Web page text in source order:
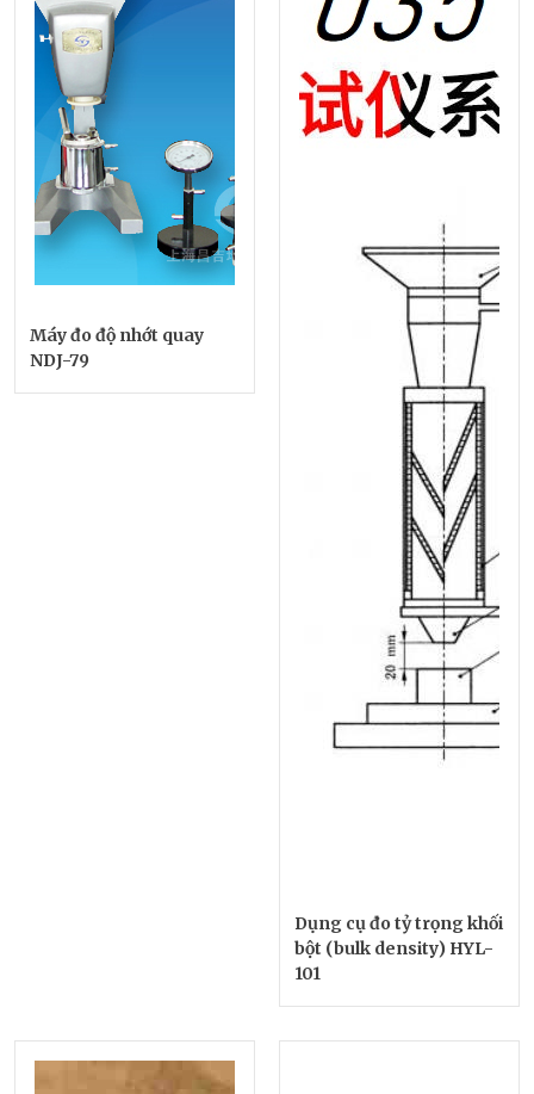
Máy đo độ nhớt quay
NDJ-79
Dụng cụ đo tỷ trọng khối
bột (bulk density) HYL-
101